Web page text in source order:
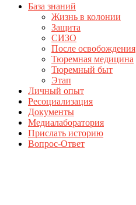
База знаний
Жизнь в колонии
Защита
СИЗО
После освобождения
Тюремная медицина
Тюремный быт
Этап
Личный опыт
Ресоциализация
Документы
Медиалаборатория
Прислать историю
Вопрос-Ответ